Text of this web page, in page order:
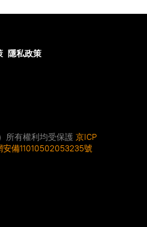
隱私政策
有權利均受保護 京ICP
安備11010502053235號